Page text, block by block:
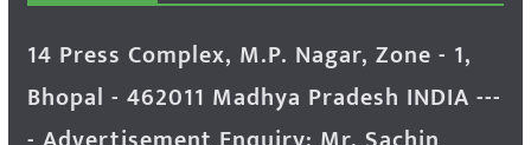
14 Press Complex, M.P. Nagar, Zone - 1,
Bhopal - 462011 Madhya Pradesh INDIA ---